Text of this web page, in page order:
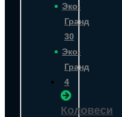
Эко-
Гранд
30
Эко-
Гранд
4
Коловеси